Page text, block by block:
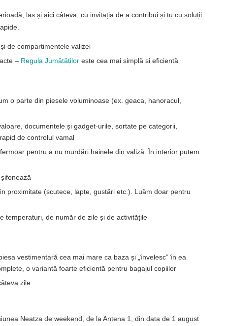
las și aici câteva, cu invitația de a contribui și tu cu soluții
de compartimentele valizei
– Regula Jumătăților este cea mai simplă și eficientă
o parte din piesele voluminoase (ex. geaca, hanoracul,
documentele și gadget-urile, sortate pe categorii,
de controlul vamal
pentru a nu murdări hainele din valiză. În interior putem
proximitate (scutece, lapte, gustări etc.). Luăm doar pentru
temperaturi, de număr de zile și de activitățile
vestimentară cea mai mare ca baza și „învelesc” în ea
o variantă foarte eficientă pentru bagajul copiilor
zile
Neatza de weekend, de la Antena 1, din data de 1 august